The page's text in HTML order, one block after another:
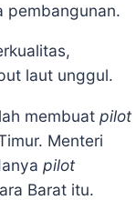
pembangunan.
laut unggul.
membuat pilot
Menteri
pilot
Barat itu.